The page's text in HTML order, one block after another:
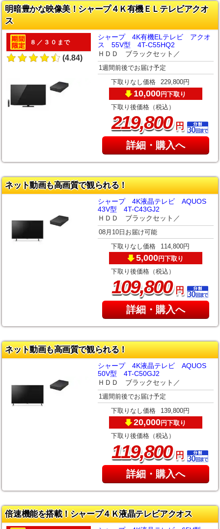
明暗豊かな映像美！シャープ４Ｋ有機ＥＬテレビアクオ
ス
８／３０まで
(4.84)
シャープ 4K有機ELテレビ アクオ
ス 55V型 4T-C55HQ2
ＨＤＤ ブラックセット／
1週間前後でお届け予定
下取りなし価格 229,800円
10,000円下取り
下取り後価格（税込）
219,800円
詳細・購入へ
ネット動画も高画質で観られる！
シャープ 4K液晶テレビ AQUOS
43V型 4T-C43GJ2
ＨＤＤ ブラックセット／
08月10日お届け可能
下取りなし価格 114,800円
5,000円下取り
下取り後価格（税込）
109,800円
詳細・購入へ
ネット動画も高画質で観られる！
シャープ 4K液晶テレビ AQUOS
50V型 4T-C50GJ2
ＨＤＤ ブラックセット／
1週間前後でお届け予定
下取りなし価格 139,800円
20,000円下取り
下取り後価格（税込）
119,800円
詳細・購入へ
倍速機能を搭載！シャープ４Ｋ液晶テレビアクオス